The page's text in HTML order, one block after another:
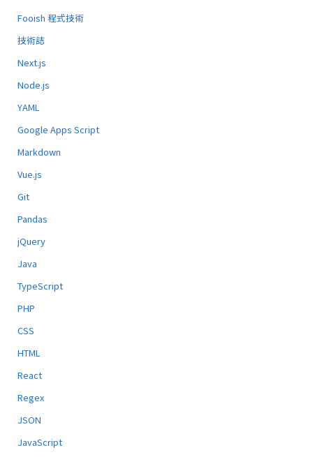
Fooish 程式技術
技術誌
Next.js
Node.js
YAML
Google Apps Script
Markdown
Vue.js
Git
Pandas
jQuery
Java
TypeScript
PHP
CSS
HTML
React
Regex
JSON
JavaScript